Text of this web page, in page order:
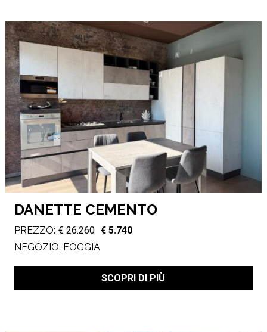
DANETTE CEMENTO
PREZZO: € 26.260 € 5.740
NEGOZIO: FOGGIA
SCOPRI DI PIÙ